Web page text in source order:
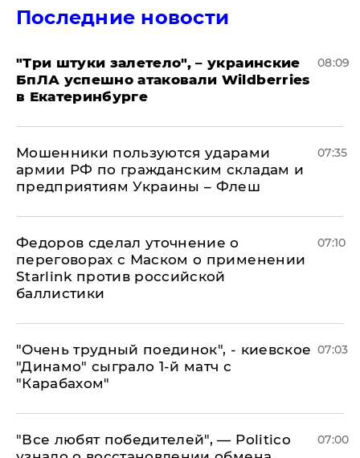
Последние новости
"Три штуки залетело", – украинские
БпЛА успешно атаковали Wildberries
в Екатеринбурге
08:09
Мошенники пользуются ударами
армии РФ по гражданским складам и
предприятиям Украины – Флеш
07:35
Федоров сделал уточнение о
переговорах с Маском о применении
Starlink против российской
баллистики
07:10
"Очень трудный поединок", - киевское
"Динамо" сыграло 1-й матч с
"Карабахом"
07:03
​"Все любят победителей", — Politico
07:00